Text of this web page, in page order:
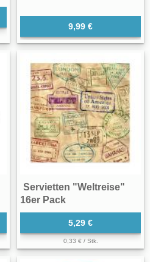
9,99 €
Servietten "Weltreise"
16er Pack
5,29 €
0,33 € / Stk.